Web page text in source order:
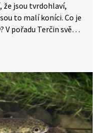
že jsou tvrdohlaví,
to malí koníci. Co je
pořadu Terčin svět
Inža.